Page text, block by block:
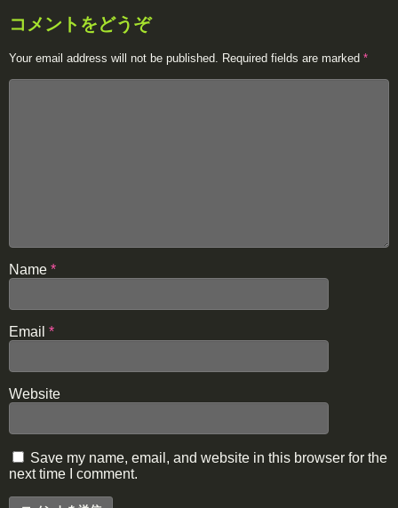
コメントをどうぞ
Your email address will not be published. Required fields are marked *
Name *
Email *
Website
Save my name, email, and website in this browser for the
next time I comment.